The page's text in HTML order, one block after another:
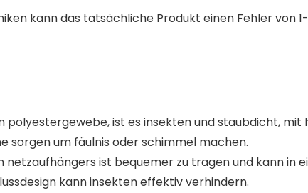
kann das tatsächliche Produkt einen Fehler von
ist es insekten und staubdicht,
sorgen um fäulnis oder schimmel machen.
ist bequemer zu tragen und kann in
kann insekten effektiv verhindern.